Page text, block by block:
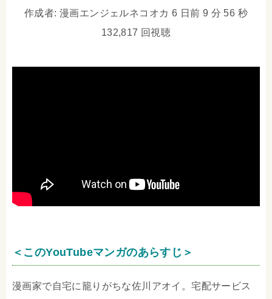
作成者: 漫画エンジェルネコオカ 6 日前 9 分 56 秒
132,817 回視聴
＜このYouTubeマンガのあらすじ＞
漫画家で自宅に籠りがちな佐川アオイ。宅配サービス